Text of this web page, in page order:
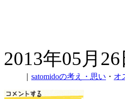
2013年05月26
satomidoの考え・思い ・ オ